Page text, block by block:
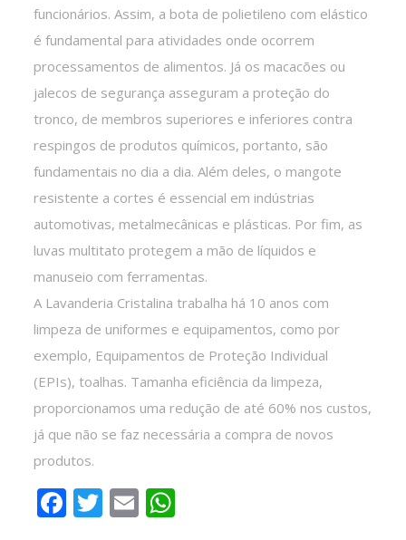
funcionários. Assim, a bota de polietileno com elástico
é fundamental para atividades onde ocorrem
processamentos de alimentos. Já os macacões ou
jalecos de segurança asseguram a proteção do
tronco, de membros superiores e inferiores contra
respingos de produtos químicos, portanto, são
fundamentais no dia a dia. Além deles, o mangote
resistente a cortes é essencial em indústrias
automotivas, metalmecânicas e plásticas. Por fim, as
luvas multitato protegem a mão de líquidos e
manuseio com ferramentas.
A Lavanderia Cristalina trabalha há 10 anos com
limpeza de uniformes e equipamentos, como por
exemplo, Equipamentos de Proteção Individual
(EPIs), toalhas. Tamanha eficiência da limpeza,
proporcionamos uma redução de até 60% nos custos,
já que não se faz necessária a compra de novos
produtos.
Facebook
Twitter
Email